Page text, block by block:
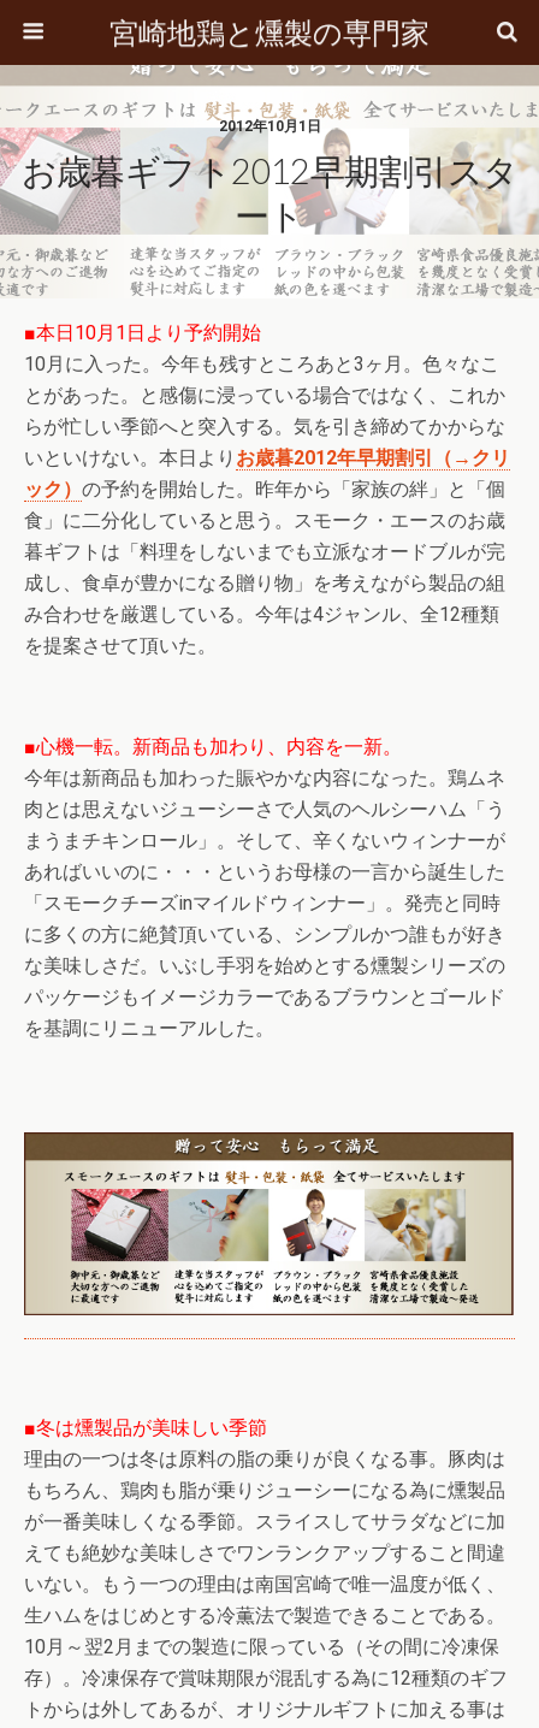
宮崎地鶏と燻製の専門家
2012年10月1日
お歳暮ギフト2012早期割引スタ
ート
■本日10月1日より予約開始
10月に入った。今年も残すところあと3ヶ月。色々なこ
とがあった。と感傷に浸っている場合ではなく、これか
らが忙しい季節へと突入する。気を引き締めてかからな
いといけない。本日より お歳暮2012年早期割引（→クリ
ック） の予約を開始した。昨年から「家族の絆」と「個
食」に二分化していると思う。スモーク・エースのお歳
暮ギフトは「料理をしないまでも立派なオードブルが完
成し、食卓が豊かになる贈り物」を考えながら製品の組
み合わせを厳選している。今年は4ジャンル、全12種類
を提案させて頂いた。
■心機一転。新商品も加わり、内容を一新。
今年は新商品も加わった賑やかな内容になった。鶏ムネ
肉とは思えないジューシーさで人気のヘルシーハム「う
まうまチキンロール」。そして、辛くないウィンナーが
あればいいのに・・・というお母様の一言から誕生した
「スモークチーズinマイルドウィンナー」。発売と同時
に多くの方に絶賛頂いている、シンプルかつ誰もが好き
な美味しさだ。いぶし手羽を始めとする燻製シリーズの
パッケージもイメージカラーであるブラウンとゴールド
を基調にリニューアルした。
■冬は燻製品が美味しい季節
理由の一つは冬は原料の脂の乗りが良くなる事。豚肉は
もちろん、鶏肉も脂が乗りジューシーになる為に燻製品
が一番美味しくなる季節。スライスしてサラダなどに加
えても絶妙な美味しさでワンランクアップすること間違
いない。もう一つの理由は南国宮崎で唯一温度が低く、
生ハムをはじめとする冷薫法で製造できることである。
10月～翌2月までの製造に限っている（その間に冷凍保
存）。冷凍保存で賞味期限が混乱する為に12種類のギフ
トからは外してあるが、オリジナルギフトに加える事は